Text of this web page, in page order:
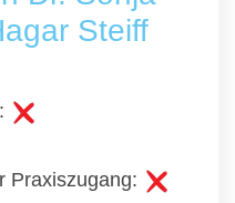
Steiff
Praxiszugang: